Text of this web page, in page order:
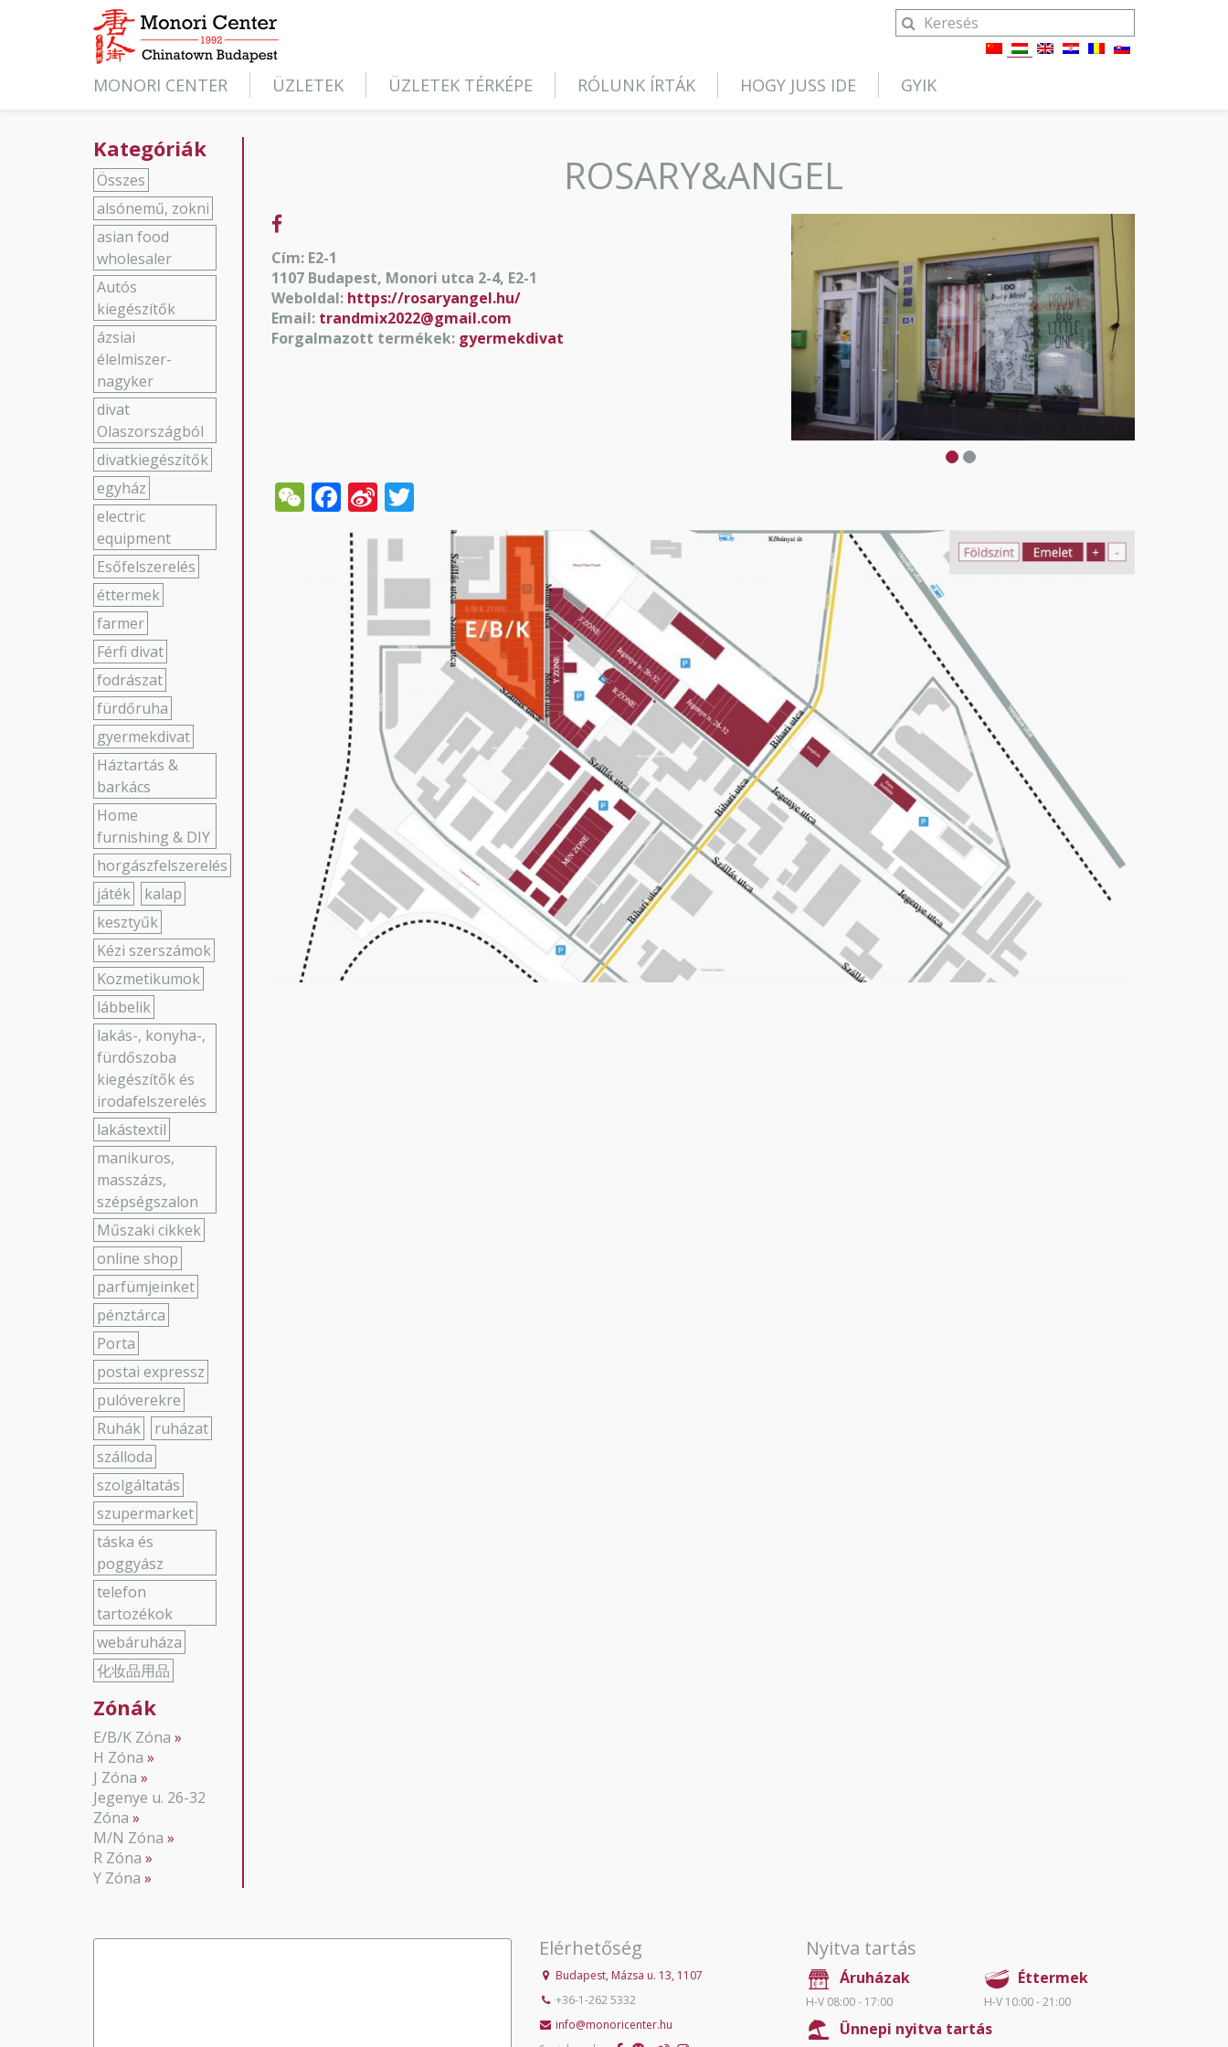
MONORI CENTER ÜZLETEK ÜZLETEK TÉRKÉPE RÓLUNK ÍRTÁK HOGY JUSS IDE GYIK
ROSARY&ANGEL
Cím: E2-1
1107 Budapest, Monori utca 2-4, E2-1
Weboldal: https://rosaryangel.hu/
Email: trandmix2022@gmail.com
Forgalmazott termékek: gyermekdivat
WeChat
Facebook
Sina
Weibo
Kategóriák
Összes
alsónemű, zokni
asian food
wholesaler
Autós
kiegészítők
ázsiai
élelmiszer-
nagyker
divat
Olaszországból
divatkiegészítők
egyház
electric
equipment
Esőfelszerelés
éttermek
farmer
Férfi divat
fodrászat
fürdőruha
gyermekdivat
Háztartás &
barkács
Home
furnishing & DIY
horgászfelszerelés
játék
kalap
kesztyűk
Kézi szerszámok
Kozmetikumok
lábbelik
lakás-, konyha-,
fürdőszoba
kiegészítők és
irodafelszerelés
lakástextil
manikuros,
masszázs,
szépségszalon
Műszaki cikkek
online shop
parfümjeinket
pénztárca
Porta
postai expressz
pulóverekre
Ruhák
ruházat
szálloda
szolgáltatás
szupermarket
táska és
poggyász
telefon
tartozékok
webáruháza
化妆品用品
Zónák
E/B/K Zóna
H Zóna
J Zóna
Jegenye u. 26-32
Zóna
M/N Zóna
R Zóna
Y Zóna
Elérhetőség
Budapest, Mázsa u. 13, 1107
+36-1-262 5332
info@monoricenter.hu
Nyitva tartás
Áruházak
H-V 08:00 - 17:00
Éttermek
H-V 10:00 - 21:00
Ünnepi nyitva tartás